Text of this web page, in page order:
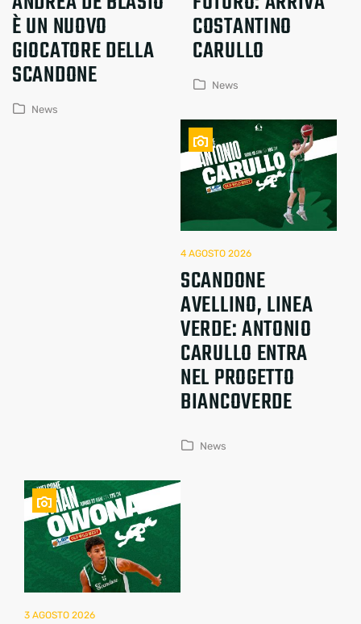
È UN NUOVO
GIOCATORE DELLA
SCANDONE
News
COSTANTINO
CARULLO
News
4 AGOSTO 2026
SCANDONE
AVELLINO, LINEA
VERDE: ANTONIO
CARULLO ENTRA
NEL PROGETTO
BIANCOVERDE
News
3 AGOSTO 2026